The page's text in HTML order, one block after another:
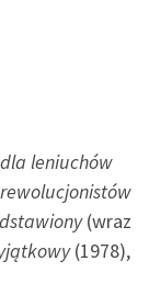
leniuchów
(wraz
(1978),